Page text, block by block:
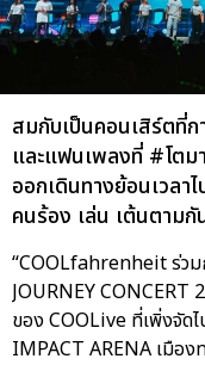
สมกับเป็นคอนเสิร์ตที่
และแฟนเพลงที่ #โตม
ออกเดินทางย้อนเวล
คนร้อง เล่น เต้นตามกั
“COOLfahrenheit ร่ว
JOURNEY
ของ COOLive ที่เพิ่งจัด
IMPACT ARENA เมือง